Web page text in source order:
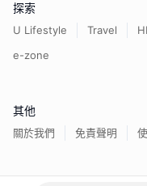
探索
U Lifestyle Travel
e-zone
其他
關於我們 免責聲明